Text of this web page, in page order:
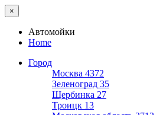
×
Автомойки
Home
Город
Москва 4372
Зеленоград 35
Щербинка 27
Троицк 13